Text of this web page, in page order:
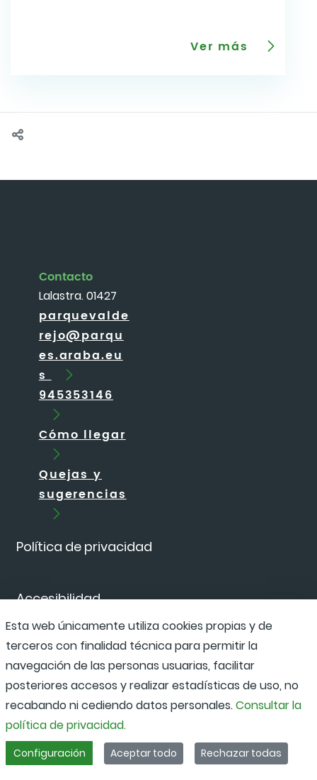
Ver más
Política de privacidad
Accesibilidad
Canal de denuncias
Contacto
Lalastra. 01427
parquevalde
rejo@parqu
es.araba.eu
s
945353146
Cómo llegar
Quejas y
sugerencias
Esta web únicamente utiliza cookies propias y de
terceros con finalidad técnica para permitir la
navegación de las personas usuarias, facilitar
posteriores accesos y realizar estadísticas de uso, no
recabando ni cediendo datos personales.Consultar la
política de privacidad.
Configuración Aceptar todo Rechazar todas